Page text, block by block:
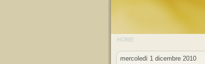
HOME
mercoledì 1 dicembre 2010